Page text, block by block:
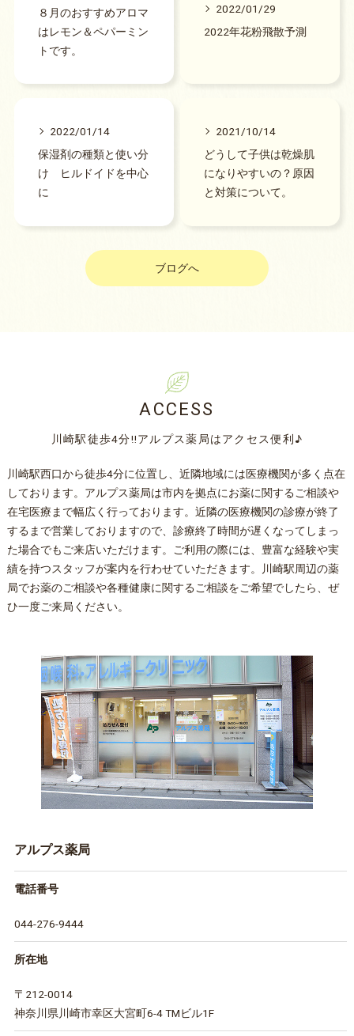
８月のおすすめアロマ
はレモン＆ペパーミン
トです。
2022/01/29
2022年花粉飛散予測
2022/01/14
保湿剤の種類と使い分
け ヒルドイドを中心
に
2021/10/14
どうして子供は乾燥肌
になりやすいの？原因
と対策について。
ブログへ
川崎駅徒歩4分‼アルプス薬局はアクセス便利♪
ACCESS
川崎駅西口から徒歩4分に位置し、近隣地域には医療機関が多く点在
しております。アルプス薬局は市内を拠点にお薬に関するご相談や
在宅医療まで幅広く行っております。近隣の医療機関の診療が終了
するまで営業しておりますので、診療終了時間が遅くなってしまっ
た場合でもご来店いただけます。ご利用の際には、豊富な経験や実
績を持つスタッフが案内を行わせていただきます。川崎駅周辺の薬
局でお薬のご相談や各種健康に関するご相談をご希望でしたら、ぜ
ひ一度ご来局ください。
アルプス薬局
電話番号
044-276-9444
所在地
〒212-0014
神奈川県川崎市幸区大宮町6-4 TMビル1F